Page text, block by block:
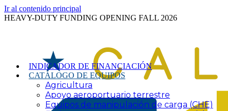
Ir al contenido principal
HEAVY-DUTY FUNDING OPENING FALL 2026
INDICADOR DE FINANCIACIÓN
CATÁLOGO DE EQUIPOS
Agricultura
Apoyo aeroportuario terrestre
Equipos de manipulación de carga (CHE)